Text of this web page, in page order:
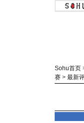
Sohu首页
赛 > 最新